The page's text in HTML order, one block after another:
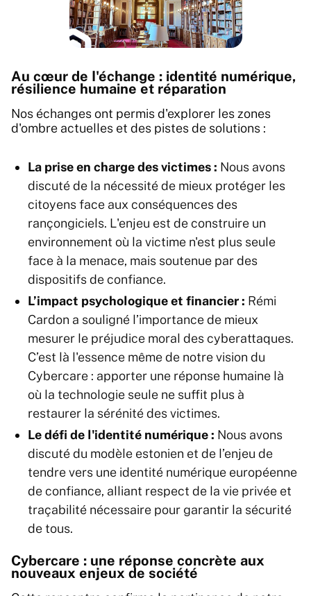
Au cœur de l'échange : identité numérique,
résilience humaine et réparation
Nos échanges ont permis d'explorer les zones
d'ombre actuelles et des pistes de solutions :
La prise en charge des victimes : Nous avons
discuté de la nécessité de mieux protéger les
citoyens face aux conséquences des
rançongiciels. L'enjeu est de construire un
environnement où la victime n'est plus seule
face à la menace, mais soutenue par des
dispositifs de confiance.
L’impact psychologique et financier : Rémi
Cardon a souligné l’importance de mieux
mesurer le préjudice moral des cyberattaques.
C’est là l'essence même de notre vision du
Cybercare : apporter une réponse humaine là
où la technologie seule ne suffit plus à
restaurer la sérénité des victimes.
Le défi de l'identité numérique : Nous avons
discuté du modèle estonien et de l’enjeu de
tendre vers une identité numérique européenne
de confiance, alliant respect de la vie privée et
traçabilité nécessaire pour garantir la sécurité
de tous.
Cybercare : une réponse concrète aux
nouveaux enjeux de société